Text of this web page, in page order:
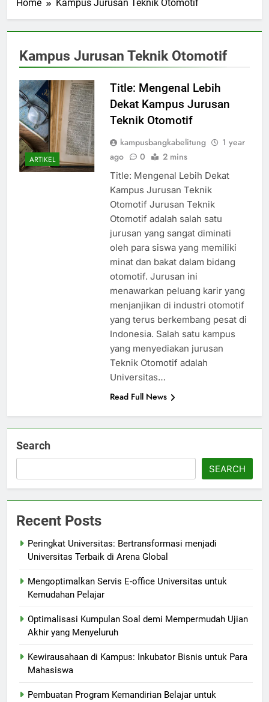
Home Kampus Jurusan Teknik Otomotif
Kampus Jurusan Teknik Otomotif
ARTIKEL
Title: Mengenal Lebih
Dekat Kampus Jurusan
Teknik Otomotif
kampusbangkabelitung
1 year
ago
0 2 mins
Title: Mengenal Lebih Dekat
Kampus Jurusan Teknik
Otomotif Jurusan Teknik
Otomotif adalah salah satu
jurusan yang sangat diminati
oleh para siswa yang memiliki
minat dan bakat dalam bidang
otomotif. Jurusan ini
menawarkan peluang karir yang
menjanjikan di industri otomotif
yang terus berkembang pesat di
Indonesia. Salah satu kampus
yang menyediakan jurusan
Teknik Otomotif adalah
Universitas…
Read Full News
Search
SEARCH
Recent Posts
Peringkat Universitas: Bertransformasi menjadi
Universitas Terbaik di Arena Global
Mengoptimalkan Servis E-office Universitas untuk
Kemudahan Pelajar
Optimalisasi Kumpulan Soal demi Mempermudah Ujian
Akhir yang Menyeluruh
Kewirausahaan di Kampus: Inkubator Bisnis untuk Para
Mahasiswa
Pembuatan Program Kemandirian Belajar untuk